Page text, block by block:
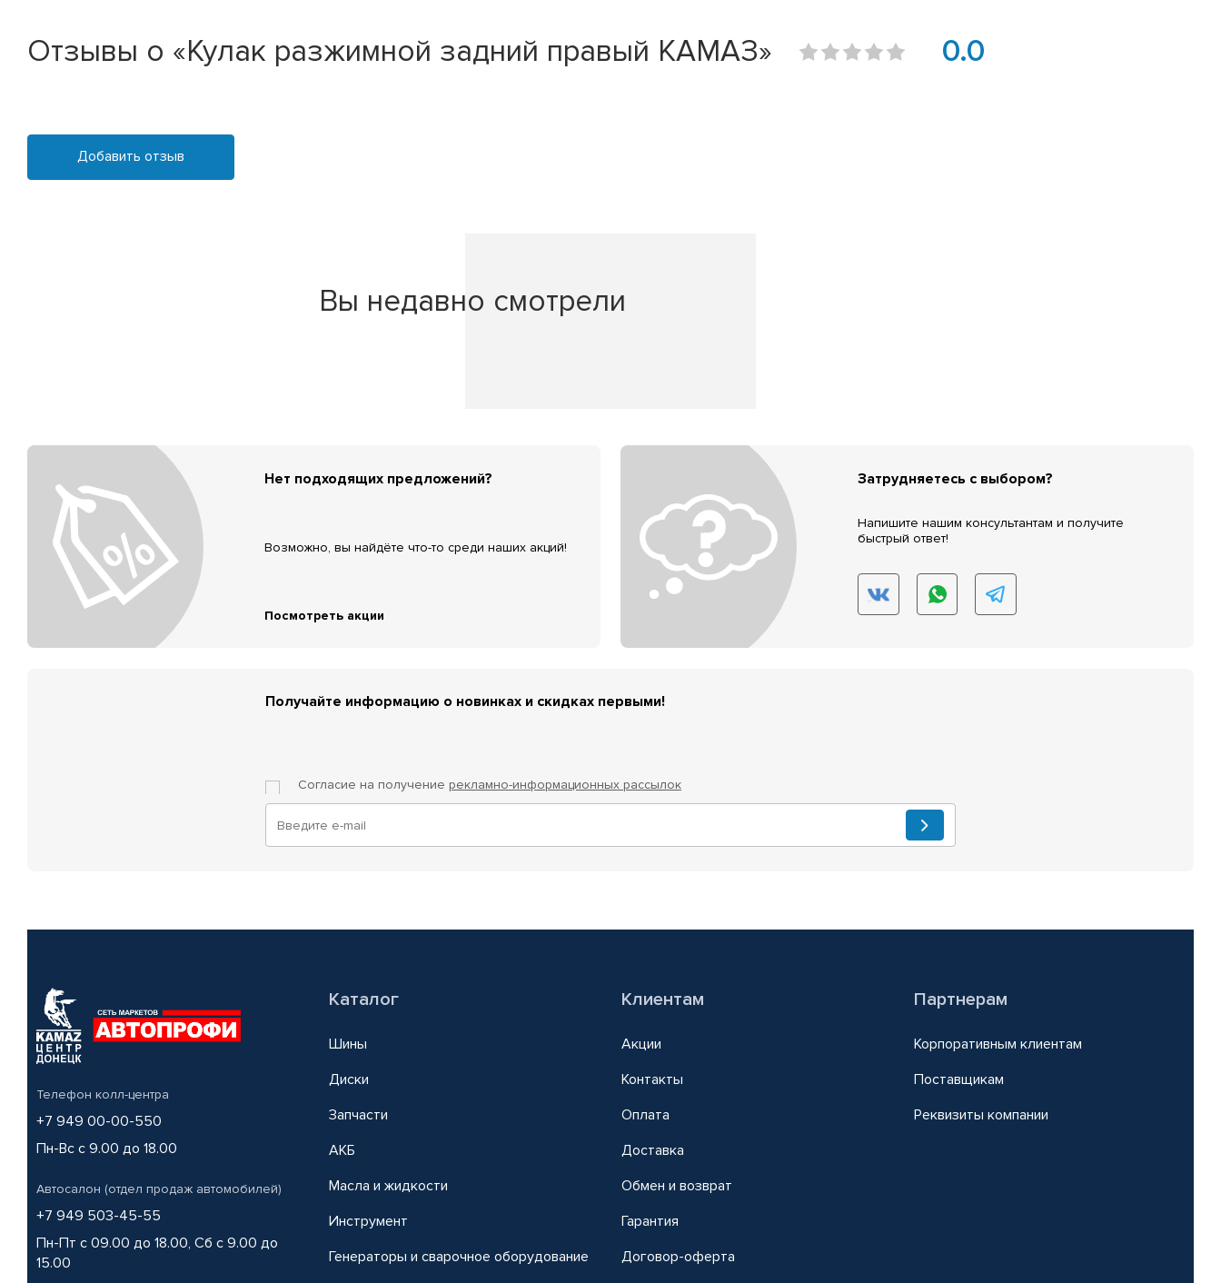
Отзывы о «Кулак разжимной задний правый КАМАЗ» 0.0
Добавить отзыв
Вы недавно смотрели
Нет подходящих предложений?
Возможно, вы найдёте что-то среди наших акций!
Посмотреть акции
Затрудняетесь с выбором?
Напишите нашим консультантам и получите
быстрый ответ!
Получайте информацию о новинках и скидках первыми!
Согласие на получение рекламно-информационных рассылок
Телефон колл-центра
+7 949 00-00-550
Пн-Вс с 9.00 до 18.00
Автосалон (отдел продаж автомобилей)
+7 949 503-45-55
Пн-Пт с 09.00 до 18.00, Сб с 9.00 до
15.00
Каталог
Шины
Диски
Запчасти
АКБ
Масла и жидкости
Инструмент
Генераторы и сварочное оборудование
Клиентам
Акции
Контакты
Оплата
Доставка
Обмен и возврат
Гарантия
Договор-оферта
Партнерам
Корпоративным клиентам
Поставщикам
Реквизиты компании